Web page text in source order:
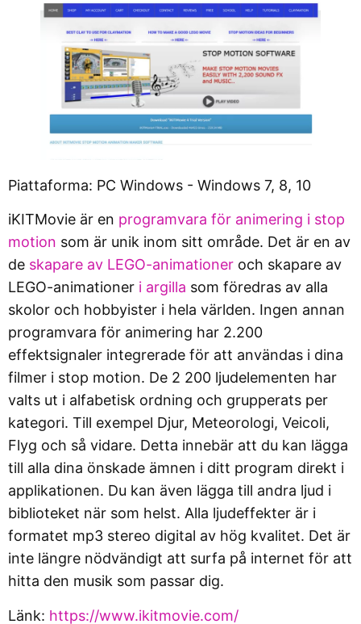
Piattaforma: PC Windows - Windows 7, 8, 10
iKITMovie är en programvara för animering i stop
motion som är unik inom sitt område. Det är en av
de skapare av LEGO-animationer och skapare av
LEGO-animationer i argilla som föredras av alla
skolor och hobbyister i hela världen. Ingen annan
programvara för animering har 2.200
effektsignaler integrerade för att användas i dina
filmer i stop motion. De 2 200 ljudelementen har
valts ut i alfabetisk ordning och grupperats per
kategori. Till exempel Djur, Meteorologi, Veicoli,
Flyg och så vidare. Detta innebär att du kan lägga
till alla dina önskade ämnen i ditt program direkt i
applikationen. Du kan även lägga till andra ljud i
biblioteket när som helst. Alla ljudeffekter är i
formatet mp3 stereo digital av hög kvalitet. Det är
inte längre nödvändigt att surfa på internet för att
hitta den musik som passar dig.
Länk: https://www.ikitmovie.com/